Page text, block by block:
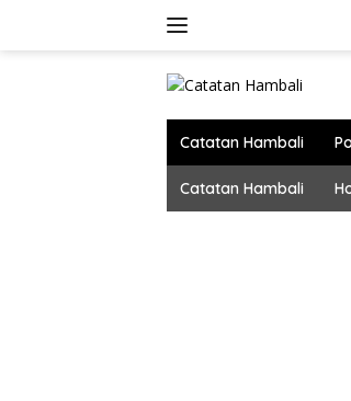
Catatan Hambali
Catatan Hambali